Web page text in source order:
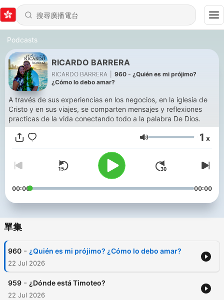
Podcasts
RICARDO BARRERA
RICARDO BARRERA
960 - ¿Quién es mi prójimo?
¿Cómo lo debo amar?
A través de sus experiencias en los negocios, en la iglesia de
Cristo y en sus viajes, se comparten mensajes y reflexiones
practicas de la vida conectando todo a la palabra De Dios.
音量 1 x
00:00 00:00
單集
960 - ¿Quién es mi prójimo? ¿Cómo lo debo amar?
22 Jul 2026
959 - ¿Dónde está Timoteo?
22 Jul 2026